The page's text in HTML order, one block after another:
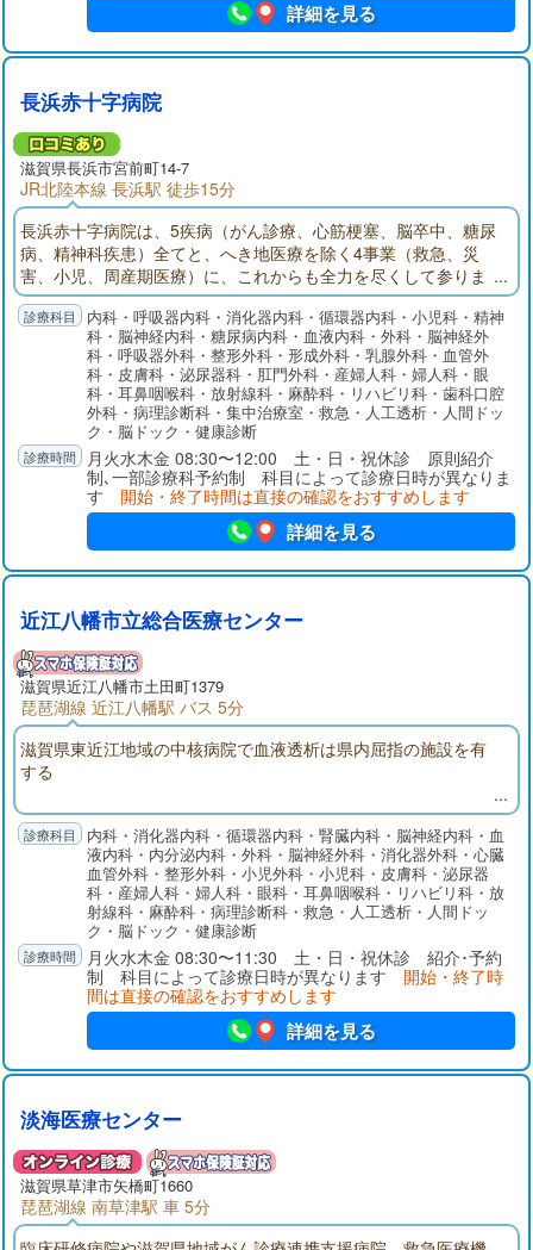
詳細を見る
長浜赤十字病院
滋賀県長浜市宮前町14-7
JR北陸本線 長浜駅 徒歩15分
長浜赤十字病院は、5疾病（がん診療、心筋梗塞、脳卒中、糖尿
病、精神科疾患）全てと、へき地医療を除く4事業（救急、災
害、小児、周産期医療）に、これからも全力を尽くして参りま
す。
内科・呼吸器内科・消化器内科・循環器内科・小児科・精神
科・脳神経内科・糖尿病内科・血液内科・外科・脳神経外
科・呼吸器外科・整形外科・形成外科・乳腺外科・血管外
科・皮膚科・泌尿器科・肛門外科・産婦人科・婦人科・眼
科・耳鼻咽喉科・放射線科・麻酔科・リハビリ科・歯科口腔
外科・病理診断科・集中治療室・救急・人工透析・人間ドッ
ク・脳ドック・健康診断
月火水木金 08:30〜12:00 土・日・祝休診 原則紹介
制､一部診療科予約制 科目によって診療日時が異なりま
す 開始・終了時間は直接の確認をおすすめします
詳細を見る
近江八幡市立総合医療センター
滋賀県近江八幡市土田町1379
琵琶湖線 近江八幡駅 バス 5分
滋賀県東近江地域の中核病院で血液透析は県内屈指の施設を有
する
内科・消化器内科・循環器内科・腎臓内科・脳神経内科・血
液内科・内分泌内科・外科・脳神経外科・消化器外科・心臓
血管外科・整形外科・小児外科・小児科・皮膚科・泌尿器
科・産婦人科・婦人科・眼科・耳鼻咽喉科・リハビリ科・放
射線科・麻酔科・病理診断科・救急・人工透析・人間ドッ
ク・脳ドック・健康診断
月火水木金 08:30〜11:30 土・日・祝休診 紹介･予約
制 科目によって診療日時が異なります 開始・終了時
間は直接の確認をおすすめします
詳細を見る
淡海医療センター
滋賀県草津市矢橋町1660
琵琶湖線 南草津駅 車 5分